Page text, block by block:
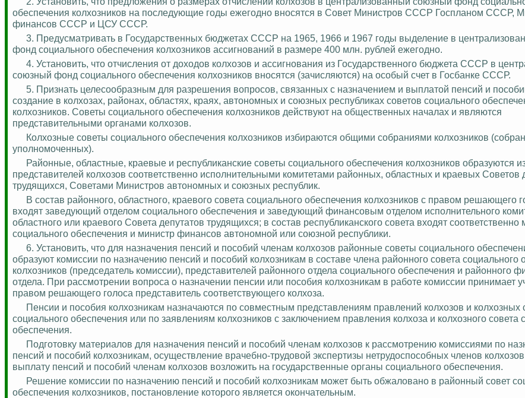
обеспечения колхозников на последующие годы ежегодно вносятся в Совет Министров СССР Госпланом СССР,
финансов СССР и ЦСУ СССР.
3. Предусматривать в Государственных бюджетах СССР на 1965, 1966 и 1967 годы выделение в
фонд социального обеспечения колхозников ассигнований в размере 400 млн. рублей ежегодно.
4. Установить, что отчисления от доходов колхозов и ассигнования из Государственного бюджета СССР в
союзный фонд социального обеспечения колхозников вносятся (зачисляются) на особый счет в Госбанке СССР.
5. Признать целесообразным для разрешения вопросов, связанных с назначением и выплатой пенсий и
создание в колхозах, районах, областях, краях, автономных и союзных республиках советов социального
колхозников. Советы социального обеспечения колхозников действуют на общественных началах и являются
представительными органами колхозов.
Колхозные советы социального обеспечения колхозников избираются общими собраниями колхозников
уполномоченных).
Районные, областные, краевые и республиканские советы социального обеспечения колхозников образуются
представителей колхозов соответственно исполнительными комитетами районных, областных и краевых Советов
трудящихся, Советами Министров автономных и союзных республик.
В состав районного, областного, краевого совета социального обеспечения колхозников с правом решающего
входят заведующий отделом социального обеспечения и заведующий финансовым отделом исполнительного
областного или краевого Совета депутатов трудящихся; в состав республиканского совета входят соответственно
социального обеспечения и министр финансов автономной или союзной республики.
6. Установить, что для назначения пенсий и пособий членам колхозов районные советы социального
образуют комиссии по назначению пенсий и пособий колхозникам в составе члена районного совета социального
колхозников (председатель комиссии), представителей районного отдела социального обеспечения и районного
отдела. При рассмотрении вопроса о назначении пенсии или пособия колхозникам в работе комиссии принимает
правом решающего голоса представитель соответствующего колхоза.
Пенсии и пособия колхозникам назначаются по совместным представлениям правлений колхозов и колхозных
социального обеспечения или по заявлениям колхозников с заключением правления колхоза и колхозного совета
обеспечения.
Подготовку материалов для назначения пенсий и пособий членам колхозов к рассмотрению комиссиями по
пенсий и пособий колхозникам, осуществление врачебно-трудовой экспертизы нетрудоспособных членов
выплату пенсий и пособий членам колхозов возложить на государственные органы социального обеспечения.
Решение комиссии по назначению пенсий и пособий колхозникам может быть обжаловано в районный совет
обеспечения колхозников, постановление которого является окончательным.